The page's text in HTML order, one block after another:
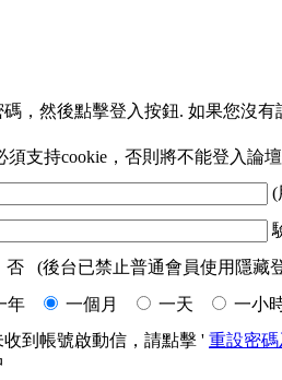
，然後點擊登入按鈕. 如果您沒
須支持cookie，否則將不能登入論
(
否 (後台已禁止普通會員使用隱藏
年 一個月 一天
一小
到帳號啟動信，請點擊 ' 重設密